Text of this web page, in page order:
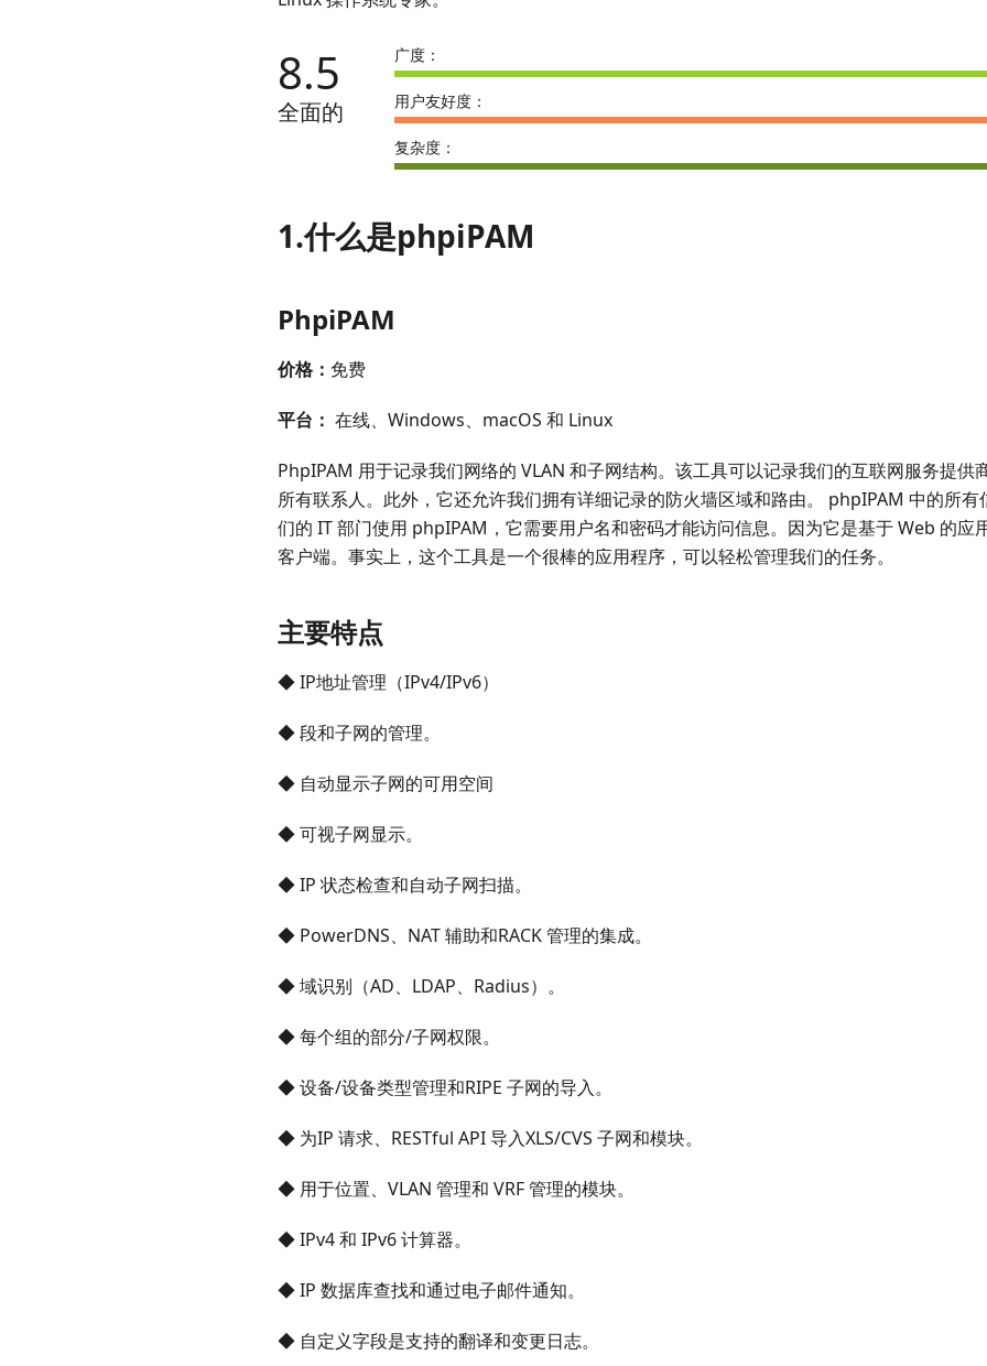
8.5
全面的
广度：
用户友好度：
复杂度：
1.什么是phpiPAM
PhpiPAM
价格： 免费
平台： 在线、Windows、macOS 和 Linux
PhpIPAM 用于记录我们网络的 VLAN 和子网结构。该工具可以记录我们的互联网服务提供
所有联系人。此外，它还允许我们拥有详细记录的防火墙区域和路由。 phpIPAM 中的所
们的 IT 部门使用 phpIPAM，它需要用户名和密码才能访问信息。因为它是基于 Web 的应
客户端。事实上，这个工具是一个很棒的应用程序，可以轻松管理我们的任务。
主要特点
◆ IP地址管理（IPv4/IPv6）
◆ 段和子网的管理。
◆ 自动显示子网的可用空间
◆ 可视子网显示。
◆ IP 状态检查和自动子网扫描。
◆ PowerDNS、NAT 辅助和RACK 管理的集成。
◆ 域识别（AD、LDAP、Radius）。
◆ 每个组的部分/子网权限。
◆ 设备/设备类型管理和RIPE 子网的导入。
◆ 为IP 请求、RESTful API 导入XLS/CVS 子网和模块。
◆ 用于位置、VLAN 管理和 VRF 管理的模块。
◆ IPv4 和 IPv6 计算器。
◆ IP 数据库查找和通过电子邮件通知。
◆ 自定义字段是支持的翻译和变更日志。